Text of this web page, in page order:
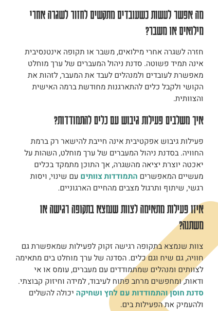
מה אפשר לעשות כשעובדים מתקשים לחזור לשגרה אחרי
מילואים או משבר?
חזרה לשגרה אחרי מילואים, משבר או תקופה אינטנסיבית
אינה תמיד פשוטה. סדנת ניהול המעברים של ערך מוחלט
מאפשרת לעובדים ולמנהלים לעבד את המעבר, לזהות את
הקושי ולקבל כלים להתארגנות מחודשת ברמה האישית
והצוותית.
איך משלבים פעילות גיבוש עם כלים להתמודדות?
פעילות גיבוש אפקטיבית אינה חייבת להישאר רק ברמת
החוויה. בסדנת ניהול המעברים של ערך מוחלט, השהות על
יאכטה יוצרת יציאה מהשגרה, אך התוכן מתמקד בכלים
מעשיים המאפשרים התמודדות צוותים עם שינוי, ויסות
רגשי, שיתוף ותרגול מצבים מהחיים הארגוניים.
איזו פעילות מתאימה לצוות שנמצא בתקופה רגישה או
משתנה?
צוות שנמצא בתקופה רגישה זקוק לפעילות שמאפשרת גם
חוויה, גם שיח וגם כלים. הסדנה של ערך מוחלט בים מתאימה
לצוותים ומנהלים שמתמודדים עם מעברים, עומס או אי
ודאות, ומחפשים מרחב פתוח לעיבוד, למידה וחיזוק קבוצתי.
סדנת חוסן והתמודדות עם לחץ ושחיקה יכולה להשלים
ולהעמיק את הפעילות בים.